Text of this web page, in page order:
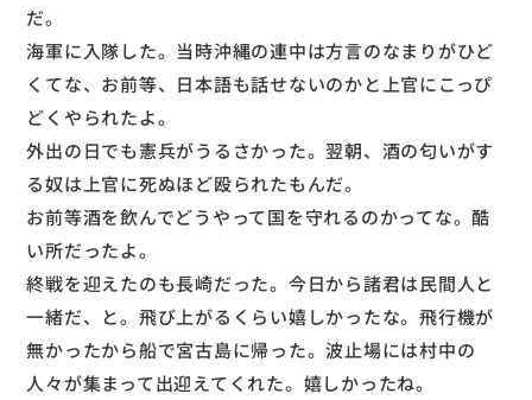
だ。
海軍に入隊した。当時沖縄の連中は方言のなまりがひど
くてな、お前等、日本語も話せないのかと上官にこっぴ
どくやられたよ。
外出の日でも憲兵がうるさかった。翌朝、酒の匂いがす
る奴は上官に死ぬほど殴られたもんだ。
お前等酒を飲んでどうやって国を守れるのかってな。酷
い所だったよ。
終戦を迎えたのも長崎だった。今日から諸君は民間人と
一緒だ、と。飛び上がるくらい嬉しかったな。飛行機が
無かったから船で宮古島に帰った。波止場には村中の
人々が集まって出迎えてくれた。嬉しかったね。